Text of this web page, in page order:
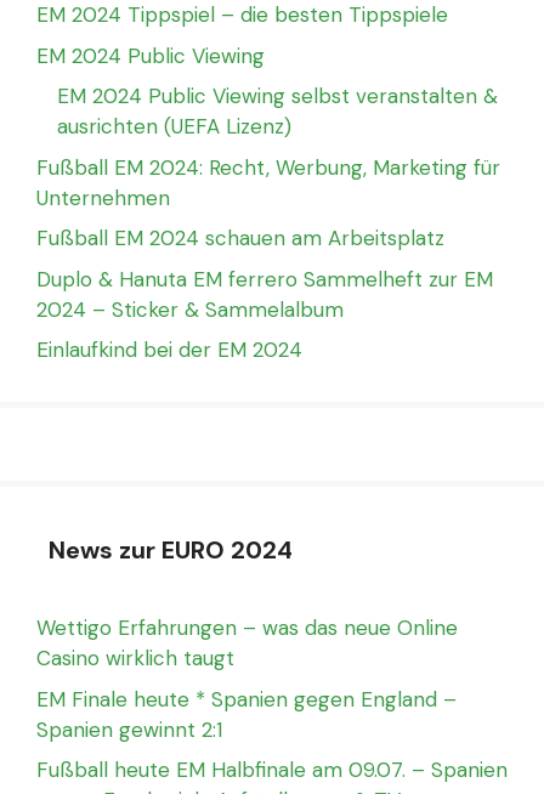
EM 2024 Tippspiel – die besten Tippspiele
EM 2024 Public Viewing
EM 2024 Public Viewing selbst veranstalten &
ausrichten (UEFA Lizenz)
Fußball EM 2024: Recht, Werbung, Marketing für
Unternehmen
Fußball EM 2024 schauen am Arbeitsplatz
Duplo & Hanuta EM ferrero Sammelheft zur EM
2024 – Sticker & Sammelalbum
Einlaufkind bei der EM 2024
News zur EURO 2024
Wettigo Erfahrungen – was das neue Online
Casino wirklich taugt
EM Finale heute * Spanien gegen England –
Spanien gewinnt 2:1
Fußball heute EM Halbfinale am 09.07. – Spanien